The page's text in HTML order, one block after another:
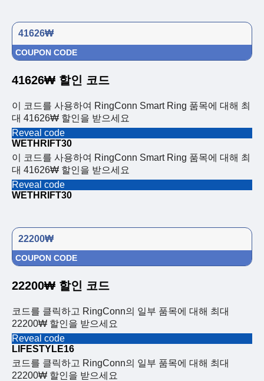
41626₩
COUPON CODE
41626₩ 할인 코드
이 코드를 사용하여 RingConn Smart Ring 품목에 대해 최
대 41626₩ 할인을 받으세요
Reveal code
WETHRIFT30
이 코드를 사용하여 RingConn Smart Ring 품목에 대해 최
대 41626₩ 할인을 받으세요
Reveal code
WETHRIFT30
22200₩
COUPON CODE
22200₩ 할인 코드
코드를 클릭하고 RingConn의 일부 품목에 대해 최대
22200₩ 할인을 받으세요
Reveal code
LIFESTYLE16
코드를 클릭하고 RingConn의 일부 품목에 대해 최대
22200₩ 할인을 받으세요